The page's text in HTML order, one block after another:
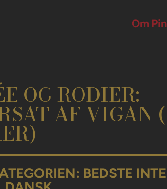
Om
OG RODIER:
AF VIGAN
BEDSTE